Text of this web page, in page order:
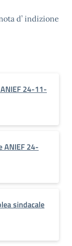
d’ indizione
24-11-
ANIEF 24-
sindacale